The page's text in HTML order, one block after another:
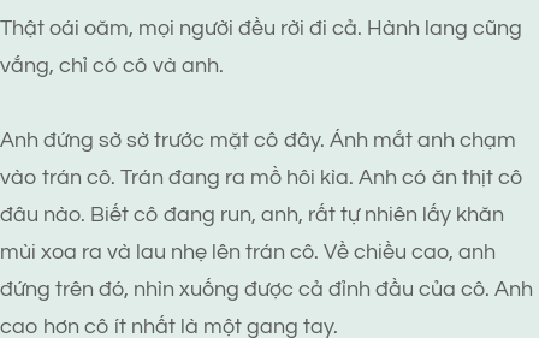
Thật oái oăm, mọi người đều rời đi cả. Hành lang cũng
vắng, chỉ có cô và anh.
Anh đứng sờ sờ trước mặt cô đây. Ánh mắt anh chạm
vào trán cô. Trán đang ra mồ hôi kìa. Anh có ăn thịt cô
đâu nào. Biết cô đang run, anh, rất tự nhiên lấy khăn
mùi xoa ra và lau nhẹ lên trán cô. Về chiều cao, anh
đứng trên đó, nhìn xuống được cả đỉnh đầu của cô. Anh
cao hơn cô ít nhất là một gang tay.